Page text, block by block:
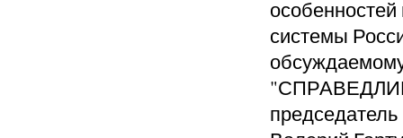
системы